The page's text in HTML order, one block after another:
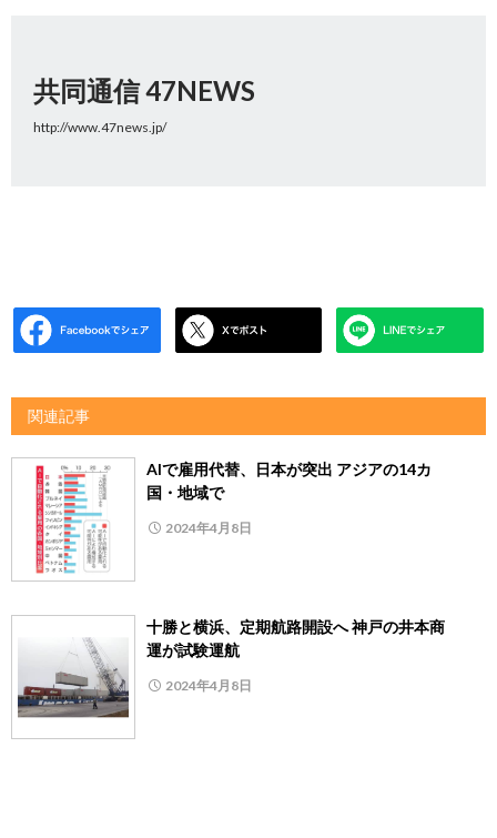
共同通信 47NEWS
http://www.47news.jp/
関連記事
AIで雇用代替、日本が突出 アジアの14カ
国・地域で
2024年4月8日
十勝と横浜、定期航路開設へ 神戸の井本商
運が試験運航
2024年4月8日